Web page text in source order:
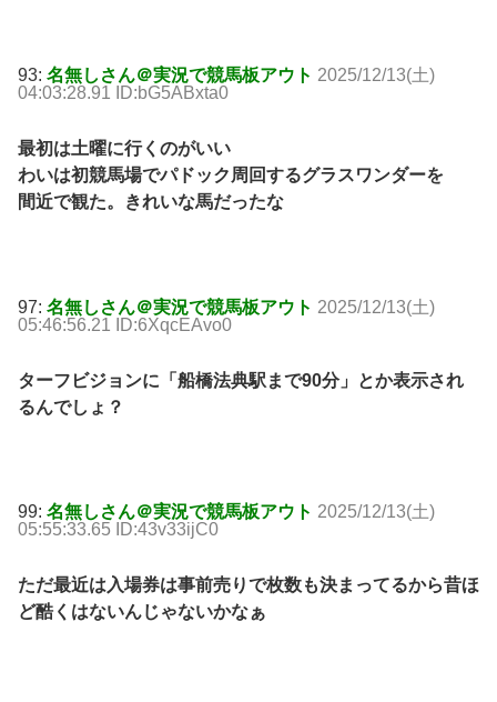
93: 名無しさん＠実況で競馬板アウト 2025/12/13(土)
04:03:28.91 ID:bG5ABxta0
最初は土曜に行くのがいい
わいは初競馬場でパドック周回するグラスワンダーを
間近で観た。きれいな馬だったな
97: 名無しさん＠実況で競馬板アウト 2025/12/13(土)
05:46:56.21 ID:6XqcEAvo0
ターフビジョンに「船橋法典駅まで90分」とか表示され
るんでしょ？
99: 名無しさん＠実況で競馬板アウト 2025/12/13(土)
05:55:33.65 ID:43v33ijC0
ただ最近は入場券は事前売りで枚数も決まってるから昔ほ
ど酷くはないんじゃないかなぁ